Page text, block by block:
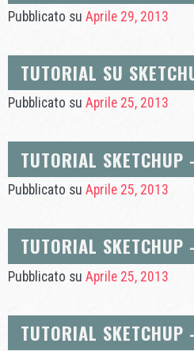
Pubblicato su Aprile 29, 2013
Pubblicato su Aprile 25, 2013
Pubblicato su Aprile 25, 2013
Pubblicato su Aprile 25, 2013